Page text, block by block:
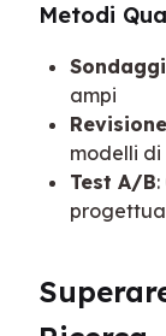
Metodi
Sondaggi
ampi
modelli
Test A/B